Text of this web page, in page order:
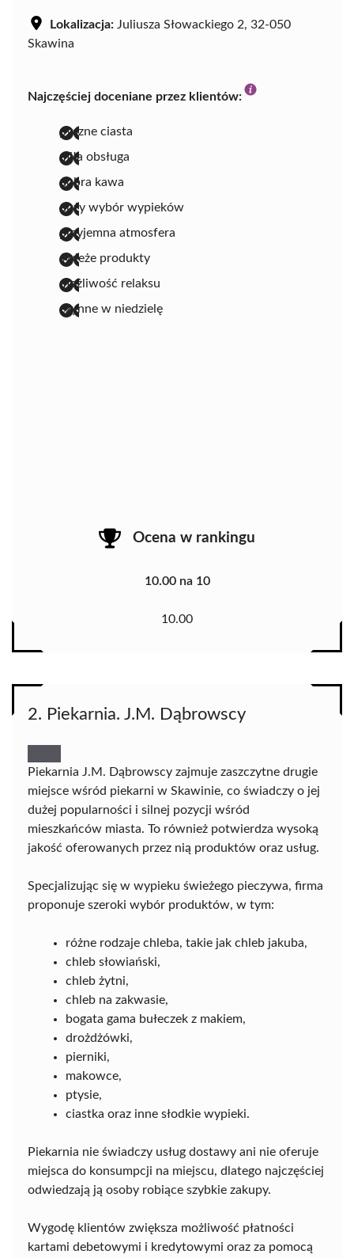
Lokalizacja: Juliusza Słowackiego 2, 32-050
Skawina
Najczęściej doceniane przez klientów:
pyszne ciasta
miła obsługa
dobra kawa
duży wybór wypieków
przyjemna atmosfera
świeże produkty
możliwość relaksu
czynne w niedzielę
Ocena w rankingu
10.00 na 10
10.00
2. Piekarnia. J.M. Dąbrowscy
Piekarnia J.M. Dąbrowscy zajmuje zaszczytne drugie
miejsce wśród piekarni w Skawinie, co świadczy o jej
dużej popularności i silnej pozycji wśród
mieszkańców miasta. To również potwierdza wysoką
jakość oferowanych przez nią produktów oraz usług.
Specjalizując się w wypieku świeżego pieczywa, firma
proponuje szeroki wybór produktów, w tym:
różne rodzaje chleba, takie jak chleb jakuba,
chleb słowiański,
chleb żytni,
chleb na zakwasie,
bogata gama bułeczek z makiem,
drożdżówki,
pierniki,
makowce,
ptysie,
ciastka oraz inne słodkie wypieki.
Piekarnia nie świadczy usług dostawy ani nie oferuje
miejsca do konsumpcji na miejscu, dlatego najczęściej
odwiedzają ją osoby robiące szybkie zakupy.
Wygodę klientów zwiększa możliwość płatności
kartami debetowymi i kredytowymi oraz za pomocą